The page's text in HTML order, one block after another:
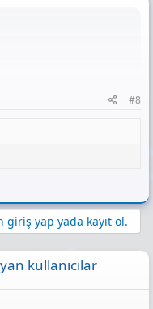
#8
giriş yap yada kayıt ol.
kullanıcılar